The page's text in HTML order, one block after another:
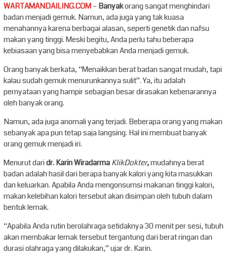
WARTAMANDAILING.COM– Banyakorang sangat menghindari
badan menjadi gemuk. Namun, ada juga yang tak kuasa
menahannya karena berbagai alasan, seperti genetik dan nafsu
makan yang tinggi. Meski begitu, Anda perlu tahu beberapa
kebiasaan yang bisa menyebabkan Anda menjadi gemuk.
Orang banyak berkata, “Menaikkan berat badan sangat mudah, tapi
kalau sudah gemuk menurunkannya sulit”. Ya, itu adalah
pernyataan yang hampir sebagian besar dirasakan kebenarannya
oleh banyak orang.
Namun, ada juga anomali yang terjadi. Beberapa orang yang makan
sebanyak apa pun tetap saja langsing. Hal ini membuat banyak
orang gemuk menjadi iri.
Menurutdaridr. Karin WiradarmaKlikDokter,mudahnya berat
badan adalah hasil dari berapa banyak kalori yang kita masukkan
dan keluarkan. Apabila Anda mengonsumsi makanan tinggi kalori,
makan kelebihan kalori tersebut akan disimpan oleh tubuh dalam
bentuk lemak.
“Apabila Anda rutin berolahraga setidaknya 30 menit per sesi, tubuh
akan membakar lemak tersebut tergantung dari berat ringan dan
durasi olahraga yang dilakukan,” ujar dr. Karin.